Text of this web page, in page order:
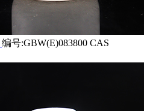
编号:GBW(E)083800 CAS